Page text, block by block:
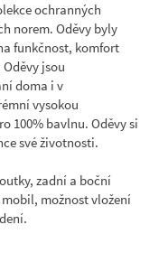
ochranných
norem. Oděvy byly
funkčnost, komfort
jsou
doma i v
vysokou
100% bavlnu. Oděvy si
své životnosti.
zadní a boční
možnost vložení